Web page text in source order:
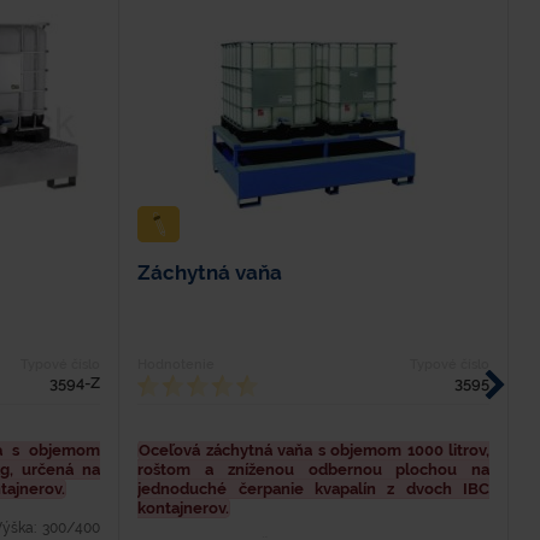
3594-Z
s objemom
určená na
300/400
Záchytná vaňa
3595
Oceľová záchytná vaňa s objemom 1000 litrov,
roštom a zníženou odbernou plochou na
jednoduché čerpanie kvapalín z dvoch IBC
kontajnerov.